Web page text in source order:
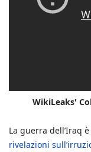
WikiLeaks'
La guerra dell’Iraq
rivelazioni